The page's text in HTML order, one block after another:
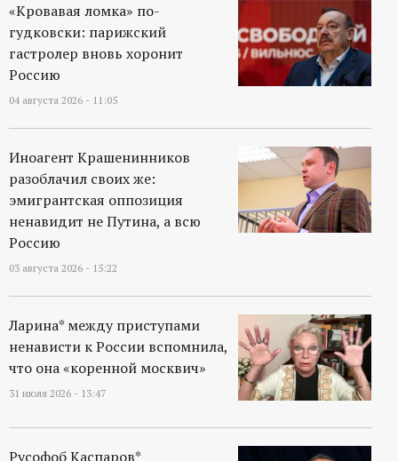
«Кровавая ломка» по-
гудковски: парижский
гастролер вновь хоронит
Россию
04 августа 2026 - 11:05
Иноагент Крашенинников
разоблачил своих же:
эмигрантская оппозиция
ненавидит не Путина, а всю
Россию
03 августа 2026 - 15:22
Ларина* между приступами
ненависти к России вспомнила,
что она «коренной москвич»
31 июля 2026 - 13:47
Русофоб Каспаров*